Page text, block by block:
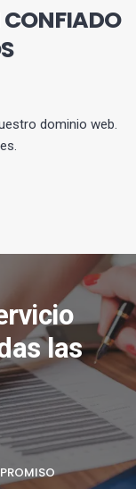
CONFIADO
dominio web.
las